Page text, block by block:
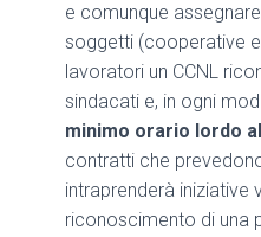
e comunque
soggetti (cooperative
lavoratori un CCNL
sindacati e, in ogni
minimo orario lordo
contratti che
intraprenderà iniziative
riconoscimento di una